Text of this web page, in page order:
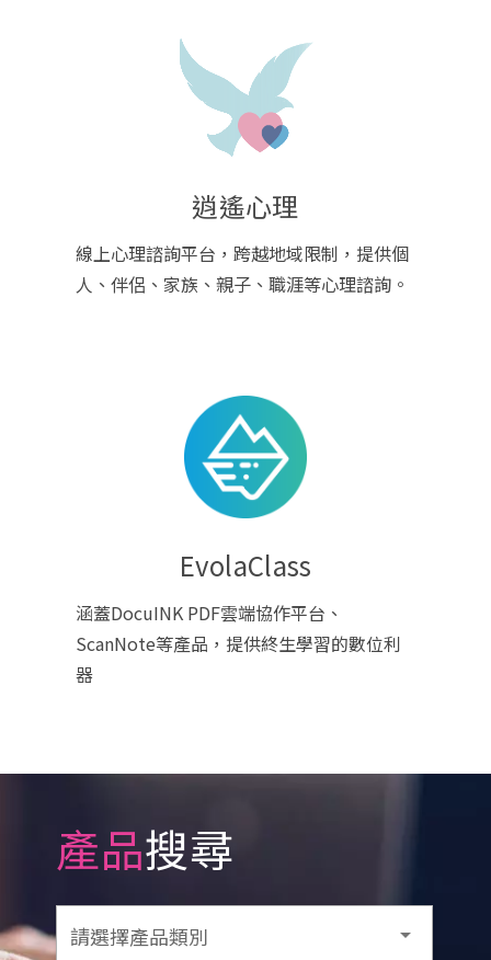
逍遙心理
線上心理諮詢平台，跨越地域限制，提供個
人、伴侶、家族、親子、職涯等心理諮詢。
EvolaClass
涵蓋DocuINK PDF雲端協作平台、
ScanNote等產品，提供終生學習的數位利
器
產品搜尋
請選擇產品類別